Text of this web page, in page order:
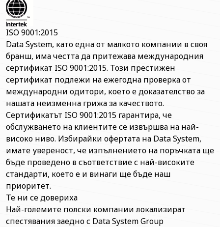
ISO 9001:2015
Data System, като една от малкото компании в своя
бранш, има честта да притежава международния
сертификат ISO 9001:2015. Този престижен
сертификат подлежи на ежегодна проверка от
международни одитори, което е доказателство за
нашата неизменна грижа за качеството.
Сертификатът ISO 9001:2015 гарантира, че
обслужването на клиентите се извършва на най-
високо ниво. Избирайки офертата на Data System,
имате увереност, че изпълнението на поръчката ще
бъде проведено в съответствие с най-високите
стандарти, което е и винаги ще бъде наш
приоритет.
Те ни се довериха
Най-големите полски компании локализират
спестявания заедно с Data System Group